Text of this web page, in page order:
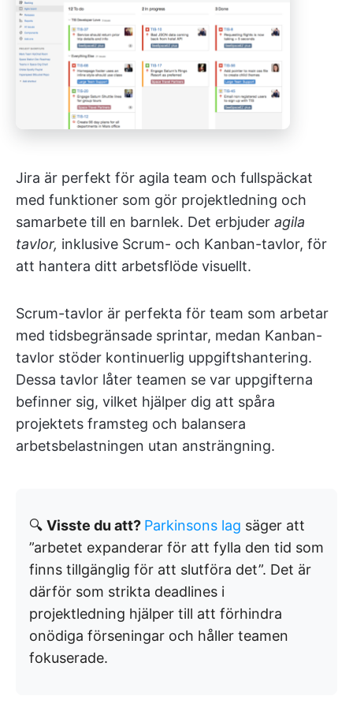
Jira är perfekt för agila team och fullspäckat
med funktioner som gör projektledning och
samarbete till en barnlek. Det erbjuder agila
tavlor, inklusive Scrum- och Kanban-tavlor, för
att hantera ditt arbetsflöde visuellt.
Scrum-tavlor är perfekta för team som arbetar
med tidsbegränsade sprintar, medan Kanban-
tavlor stöder kontinuerlig uppgiftshantering.
Dessa tavlor låter teamen se var uppgifterna
befinner sig, vilket hjälper dig att spåra
projektets framsteg och balansera
arbetsbelastningen utan ansträngning.
🔍 Visste du att? Parkinsons lag säger att
”arbetet expanderar för att fylla den tid som
finns tillgänglig för att slutföra det”. Det är
därför som strikta deadlines i
projektledning hjälper till att förhindra
onödiga förseningar och håller teamen
fokuserade.